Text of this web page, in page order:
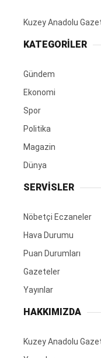
Kuzey Anadolu
KATEGORİLER
Gündem
Ekonomi
Spor
Politika
Magazin
Dünya
SERVİSLER
Nöbetçi Eczaneler
Hava Durumu
Puan Durumları
Gazeteler
Yayınlar
HAKKIMIZDA
Kuzey Anadolu